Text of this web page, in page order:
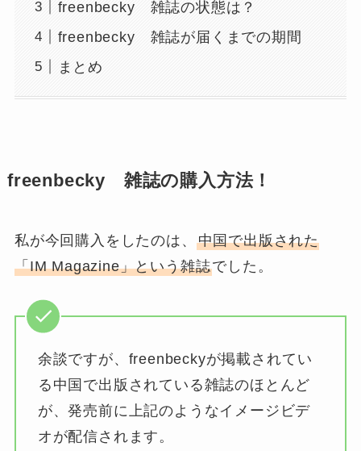
freenbecky 雑誌の状態は？
freenbecky 雑誌が届くまでの期間
まとめ
freenbecky 雑誌の購入方法！
私が今回購入をしたのは、 中国で出版された
「IM Magazine」という雑誌でした。
余談ですが、freenbeckyが掲載されてい
る中国で出版されている雑誌のほとんど
が、発売前に上記のようなイメージビデ
オが配信されます。